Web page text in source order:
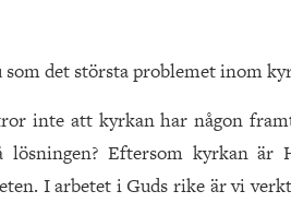
som det största problemet inom
inte att kyrkan har någon
lösningen? Eftersom kyrkan är
I arbetet i Guds rike är vi